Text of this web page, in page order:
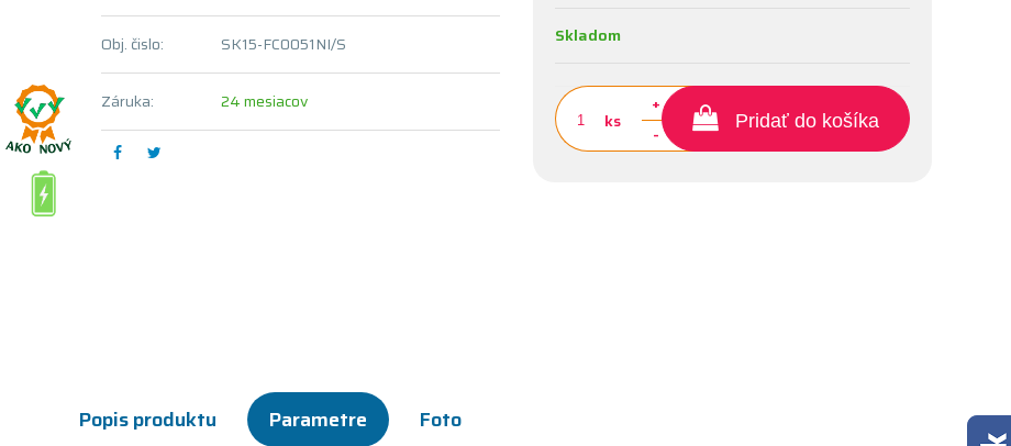
Skladom
ks
+
-
Pridať do košíka
Obj. čislo: SK15-FC0051NI/S
Záruka: 24 mesiacov
Popis produktu Parametre Foto